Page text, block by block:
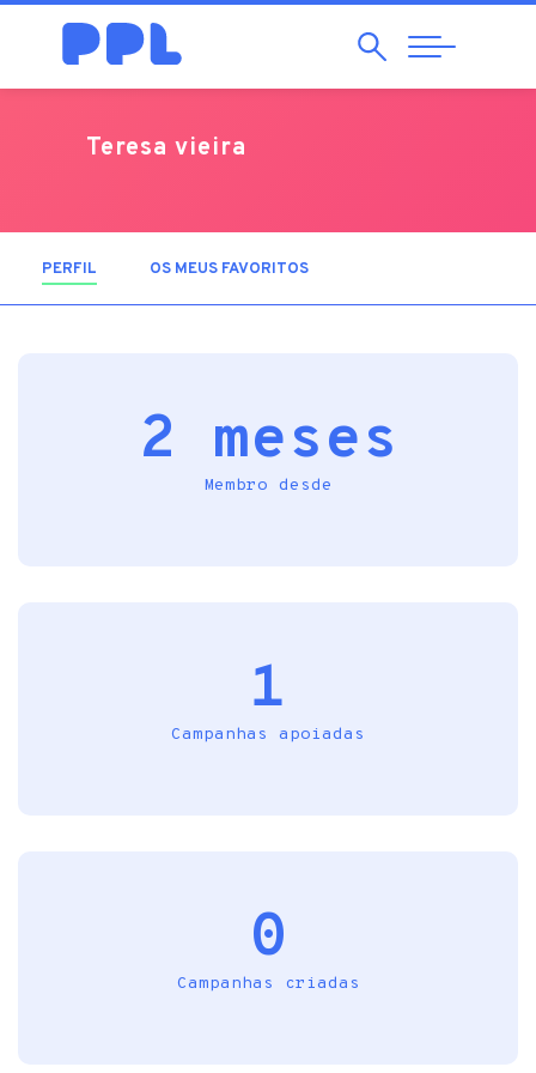
Pesquisar
Abrir
Navegação
Teresa vieira
PERFIL (SEPARADOR ATIVO)
OS MEUS FAVORITOS
2 meses
Membro desde
1
Campanhas apoiadas
0
Campanhas criadas